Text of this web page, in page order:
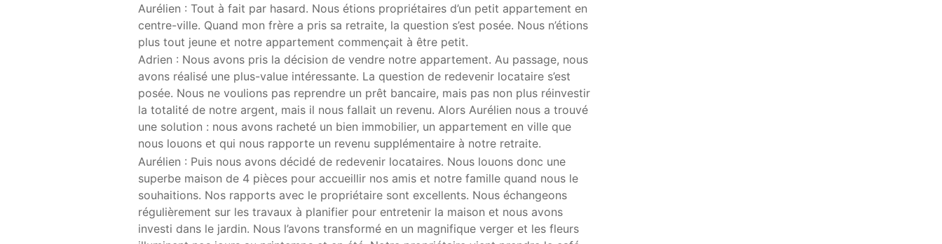
Aurélien : Tout à fait par hasard. Nous étions propriétaires d’un petit appartement en
centre-ville. Quand mon frère a pris sa retraite, la question s’est posée. Nous n’étions
plus tout jeune et notre appartement commençait à être petit.
Adrien : Nous avons pris la décision de vendre notre appartement. Au passage, nous
avons réalisé une plus-value intéressante. La question de redevenir locataire s’est
posée. Nous ne voulions pas reprendre un prêt bancaire, mais pas non plus réinvestir
la totalité de notre argent, mais il nous fallait un revenu. Alors Aurélien nous a trouvé
une solution : nous avons racheté un bien immobilier, un appartement en ville que
nous louons et qui nous rapporte un revenu supplémentaire à notre retraite.
Aurélien : Puis nous avons décidé de redevenir locataires. Nous louons donc une
superbe maison de 4 pièces pour accueillir nos amis et notre famille quand nous le
souhaitions. Nos rapports avec le propriétaire sont excellents. Nous échangeons
régulièrement sur les travaux à planifier pour entretenir la maison et nous avons
investi dans le jardin. Nous l’avons transformé en un magnifique verger et les fleurs